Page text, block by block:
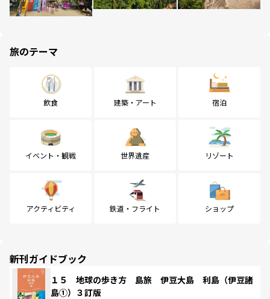
旅のテーマ
飲食 建築・アート 宿泊
イベント・観戦 世界遺産 リゾート
アクティビティ 鉄道・フライト ショップ
新刊ガイドブック
１５ 地球の歩き方 島旅 伊豆大島 利島（伊豆諸
島①）３訂版